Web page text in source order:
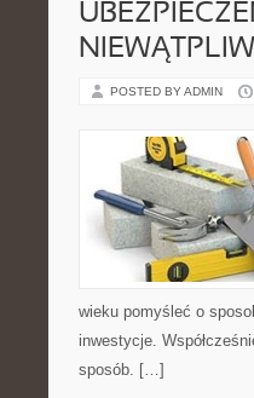
POSTED BY ADMIN
wieku pomyśleć o
inwestycje.
sposób. […]